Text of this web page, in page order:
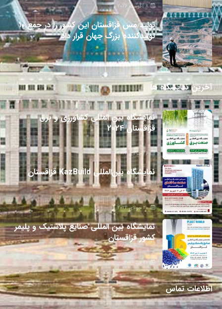
8 آگوست 2026
تولید مس قزاقستان این کشور را در جمع ۱۰
تولیدکننده بزرگ جهان قرار داد
8 آگوست 2026
آخرین نمایشگاه ها
نمایشگاه بین المللی کشاورزی و برق
قزاقستان 2024
26 جولای 2024
نمایشگاه بین‌المللی KazBuild قزاقستان
20 جولای 2024
نمایشگاه بین المللی صنایع پلاستیک و پلیمر
کشور قزاقستان
27 می 2024
اطلاعات تماس